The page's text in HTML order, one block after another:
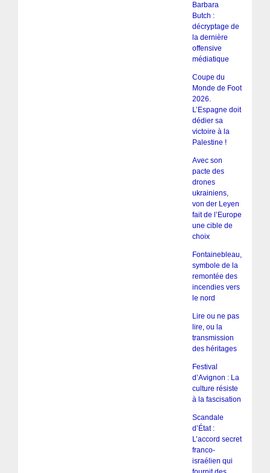
Barbara
Butch :
décryptage de
la dernière
offensive
médiatique
Coupe du
Monde de Foot
2026.
L’Espagne doit
dédier sa
victoire à la
Palestine !
Avec son
pacte des
drones
ukrainiens,
von der Leyen
fait de l’Europe
une cible de
choix
Fontainebleau,
symbole de la
remontée des
incendies vers
le nord
Lire ou ne pas
lire, ou la
transmission
des héritages
Festival
d’Avignon : La
culture résiste
à la fascisation
Scandale
d’État :
L’accord secret
franco-
israélien qui